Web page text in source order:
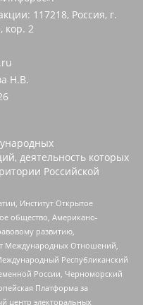
117218, Россия, г.
кор. 2
Н.В.
деятельность которых
Российской
Институт Открытое
общество, Американо-
развитию,
Международных Отношений,
Республиканский
России, Черноморский
Платформа за
центр электоральных